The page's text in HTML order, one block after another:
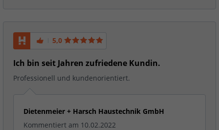
5,0
Ich bin seit Jahren zufriedene Kundin.
Professionell und kundenorientiert.
Dietenmeier + Harsch Haustechnik GmbH
Kommentiert am 10.02.2022